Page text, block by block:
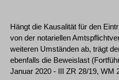
Hängt die Kausalität für den
von der notariellen
weiteren Umständen ab, trägt
ebenfalls die Beweislast
Januar 2020 - III ZR 28/19, WM